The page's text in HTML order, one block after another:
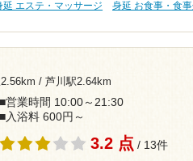
延 エステ・マッサージ 身延 お食事・食
/ 芦川駅2.64km
■営業時間 10:00～21:30
■入浴料 600円～
3.2 点 / 13件